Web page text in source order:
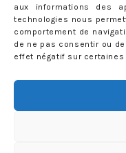
aux informations des
technologies nous
comportement de
de ne pas consentir ou
effet négatif sur
Adresse